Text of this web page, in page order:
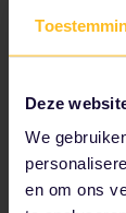
Deze
We
en om ons